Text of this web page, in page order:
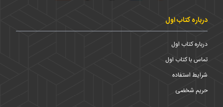
درباره کتاب اول
درباره کتاب اول
تماس با کتاب اول
شرایط استفاده
حریم شخضی